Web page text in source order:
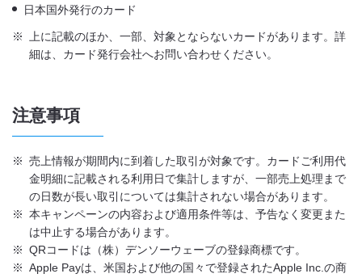
日本国外発行のカード
※ 上に記載のほか、一部、対象とならないカードがあります。詳
細は、カード発行会社へお問い合わせください。
注意事項
※ 売上情報が期間内に到着した取引が対象です。カードご利用代
金明細に記載される利用日で集計しますが、一部売上処理まで
の日数が長い取引については集計されない場合があります。
※ 本キャンペーンの内容および適用条件等は、予告なく変更また
は中止する場合があります。
※ QRコードは（株）デンソーウェーブの登録商標です。
※ Apple Payは、米国および他の国々で登録されたApple Inc.の商